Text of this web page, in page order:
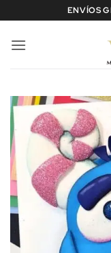
al
contenido
ENVÍOS